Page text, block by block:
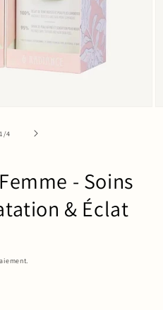
1 /de
4
- Soins
& Éclat